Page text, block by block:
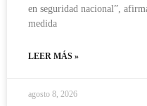
en seguridad nacional”,
medida
LEER MÁS »
agosto 8, 2026